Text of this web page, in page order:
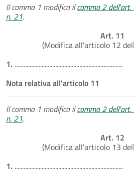
Il comma 1 modifica ilcomma 2
n. 21.
Art. 11
(Modifica all'articolo 12
1. ........................................................................
Nota relativa all'articolo 11
Il comma 1 modifica ilcomma 2
n. 21.
Art. 12
(Modifica all'articolo 13
1. ........................................................................